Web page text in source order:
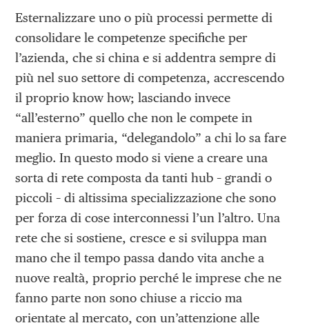
Esternalizzare uno o più processi permette di
consolidare le competenze specifiche per
l’azienda, che si china e si addentra sempre di
più nel suo settore di competenza, accrescendo
il proprio know how; lasciando invece
“all’esterno” quello che non le compete in
maniera primaria, “delegandolo” a chi lo sa fare
meglio. In questo modo si viene a creare una
sorta di rete composta da tanti hub – grandi o
piccoli – di altissima specializzazione che sono
per forza di cose interconnessi l’un l’altro. Una
rete che si sostiene, cresce e si sviluppa man
mano che il tempo passa dando vita anche a
nuove realtà, proprio perché le imprese che ne
fanno parte non sono chiuse a riccio ma
orientate al mercato, con un’attenzione alle